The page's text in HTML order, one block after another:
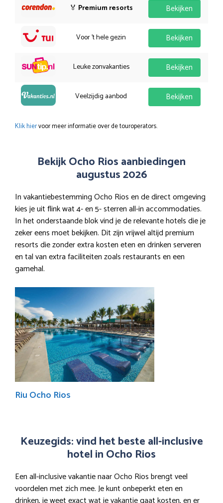
🏅 Premium resorts Bekijken
Voor 't hele gezin Bekijken
Leuke zonvakanties Bekijken
Veelzijdig aanbod Bekijken
Klik hiervoor meer informatie over de touroperators.
Bekijk Ocho Rios aanbiedingen
augustus 2026
In vakantiebestemming Ocho Rios en de direct omgeving
kies je uit flink wat 4- en 5- sterren all-in accommodaties.
In het onderstaande blok vind je de relevante hotels die je
zeker eens moet bekijken. Dit zijn vrijwel altijd premium
resorts die zonder extra kosten eten en drinken serveren
en tal van extra faciliteiten zoals restaurants en een
gamehal.
Riu Ocho Rios
Keuzegids: vind het beste all-inclusive
hotel in Ocho Rios
Een all-inclusive vakantie naar Ocho Rios brengt veel
voordelen met zich mee. Je kunt onbeperkt eten en